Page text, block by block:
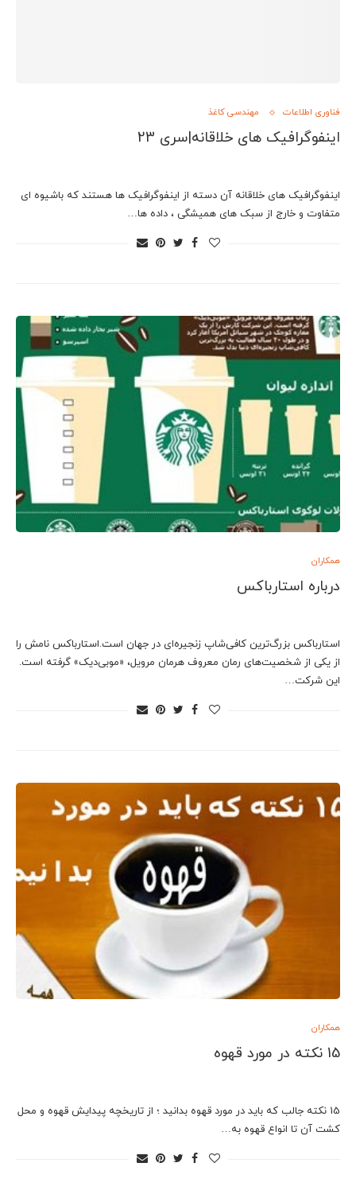
فناوری اطلاعات مهندسی کاغذ
اینفوگرافیک های خلاقانه|سری 23
اینفوگرافیک های خلاقانه آن دسته از اینفوگرافیک ها هستند که باشیوه ای
متفاوت و خارج از سبک های همیشگی ، داده ها…
همکاران
درباره استارباکس
استارباکس بزرگ‌ترین کافی‌شاپ زنجیره‌ای در جهان است.استارباکس نامش را
از یکی از شخصیت‌های رمان معروف هرمان مرویل، «موبی‌دیک» گرفته است.
این شرکت…
همکاران
15 نکته در مورد قهوه
15 نکته جالب که باید در مورد قهوه بدانید ؛ از تاریخچه پیدایش قهوه و محل
کشت آن تا انواع قهوه به…